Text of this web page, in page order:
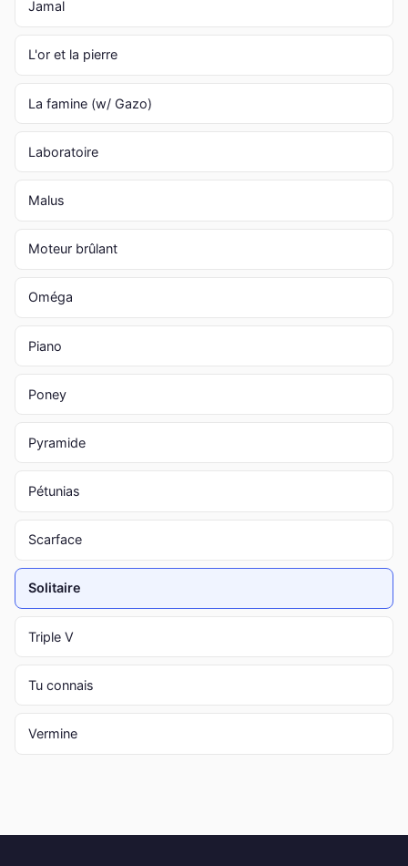
Jamal
L'or et la pierre
La famine (w/ Gazo)
Laboratoire
Malus
Moteur brûlant
Oméga
Piano
Poney
Pyramide
Pétunias
Scarface
Solitaire
Triple V
Tu connais
Vermine